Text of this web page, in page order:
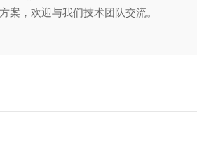
案，欢迎与我们技术团队交流。